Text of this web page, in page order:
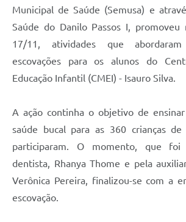
Municipal de Saúde (Semusa) e
Saúde do Danilo Passos I, promoveu
17/11, atividades que
escovações para os alunos do
Educação Infantil (CMEI) - Isauro Silva.
A ação continha o objetivo de
saúde bucal para as 360 crianças
participaram. O momento, que foi
dentista, Rhanya Thome e pela
Verônica Pereira, finalizou-se com a
escovação.